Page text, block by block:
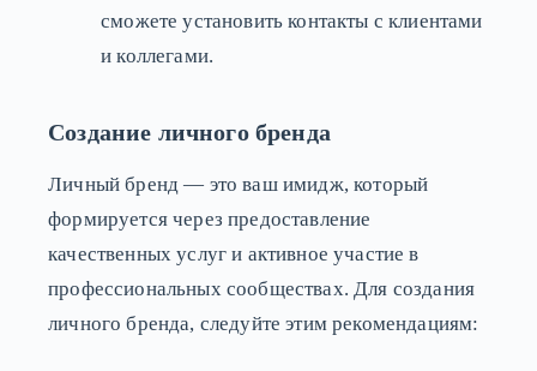
сможете установить контакты с клиентами
и коллегами.
Создание личного бренда
Личный бренд — это ваш имидж, который
формируется через предоставление
качественных услуг и активное участие в
профессиональных сообществах. Для создания
личного бренда, следуйте этим рекомендациям: